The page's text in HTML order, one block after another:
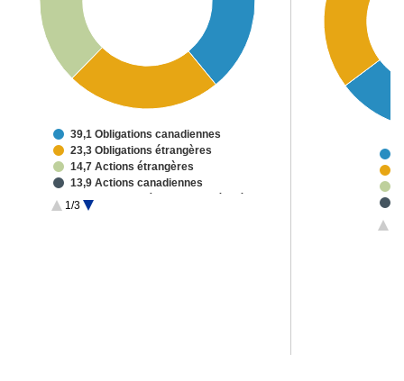
1/3
39,1 Obligations canadiennes
23,3 Obligations étrangères
14,7 Actions étrangères
13,9 Actions canadiennes
2,5 Obligations à rendement élevé